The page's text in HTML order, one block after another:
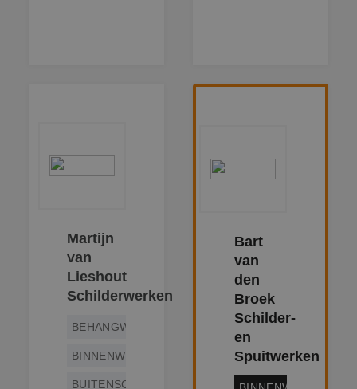
Martijn
van
Lieshout
Schilderwerken
BEHANGWERK
BINNENWERK
BUITENSCHILDERWERK
Bart
van
den
Broek
Schilder-
en
Spuitwerken